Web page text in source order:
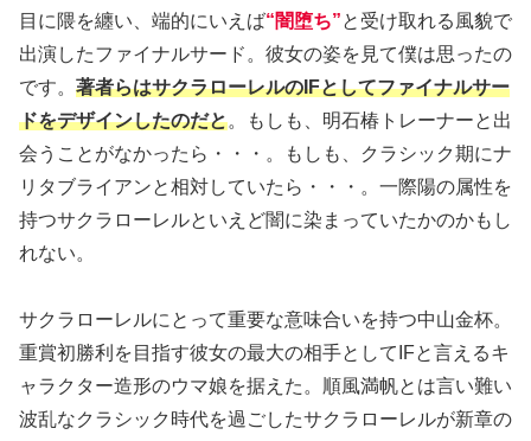
目に隈を纏い、端的にいえば“闇堕ち”と受け取れる風貌で
出演したファイナルサード。彼女の姿を見て僕は思ったの
です。 著者らはサクラローレルのIFとしてファイナルサー
ドをデザインしたのだと。もしも、明石椿トレーナーと出
会うことがなかったら・・・。もしも、クラシック期にナ
リタブライアンと相対していたら・・・。一際陽の属性を
持つサクラローレルといえど闇に染まっていたかのかもし
れない。
サクラローレルにとって重要な意味合いを持つ中山金杯。
重賞初勝利を目指す彼女の最大の相手としてIFと言えるキ
ャラクター造形のウマ娘を据えた。順風満帆とは言い難い
波乱なクラシック時代を過ごしたサクラローレルが新章の